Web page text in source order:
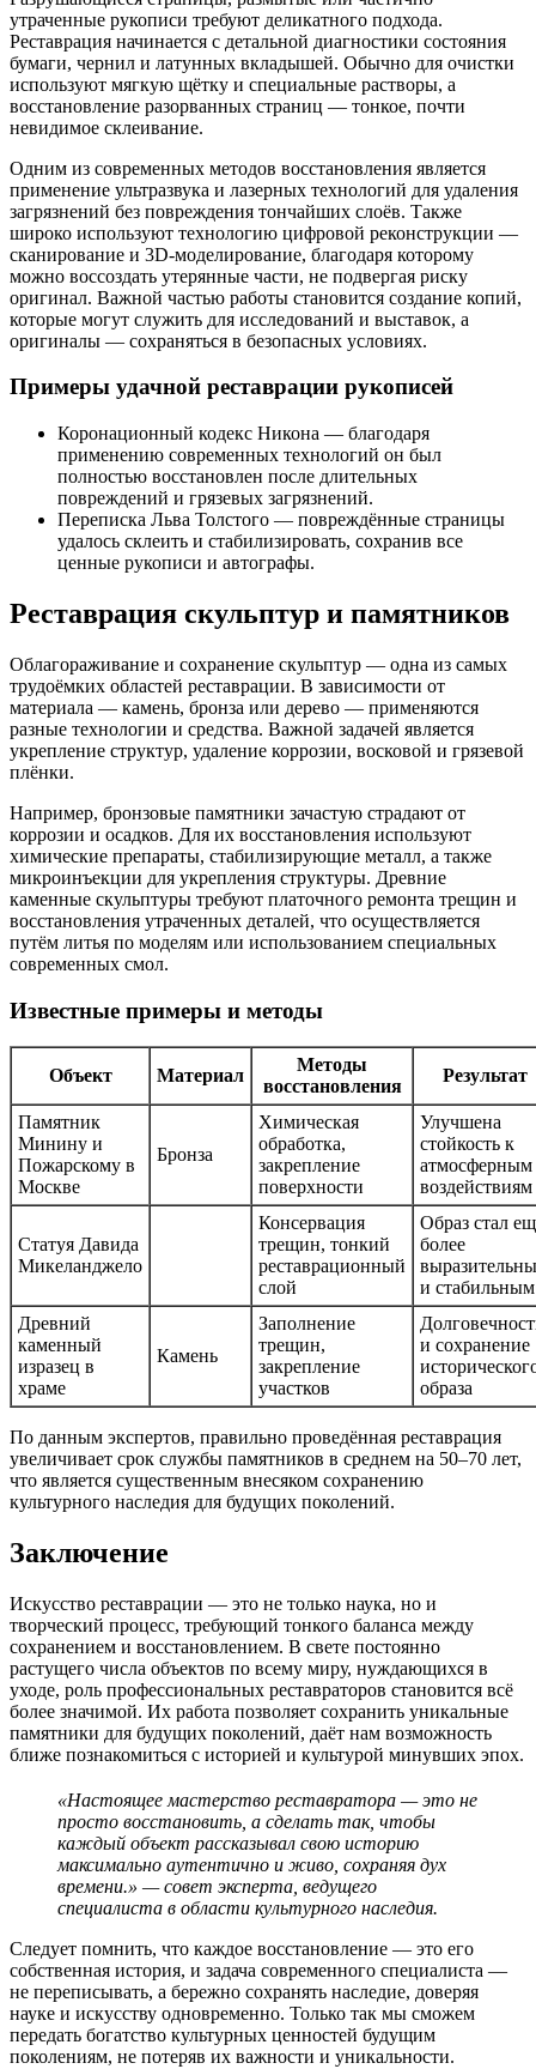
утраченные рукописи требуют деликатного подхода.
Реставрация начинается с детальной диагностики состояния
бумаги, чернил и латунных вкладышей. Обычно для очистки
используют мягкую щётку и специальные растворы, а
восстановление разорванных страниц — тонкое, почти
невидимое склеивание.
Одним из современных методов восстановления является
применение ультразвука и лазерных технологий для удаления
загрязнений без повреждения тончайших слоёв. Также
широко используют технологию цифровой реконструкции —
сканирование и 3D-моделирование, благодаря которому
можно воссоздать утерянные части, не подвергая риску
оригинал. Важной частью работы становится создание копий,
которые могут служить для исследований и выставок, а
оригиналы — сохраняться в безопасных условиях.
Примеры удачной реставрации рукописей
Коронационный кодекс Никона — благодаря
применению современных технологий он был
полностью восстановлен после длительных
повреждений и грязевых загрязнений.
Переписка Льва Толстого — повреждённые страницы
удалось склеить и стабилизировать, сохранив все
ценные рукописи и автографы.
Реставрация скульптур и памятников
Облагораживание и сохранение скульптур — одна из самых
трудоёмких областей реставрации. В зависимости от
материала — камень, бронза или дерево — применяются
разные технологии и средства. Важной задачей является
укрепление структур, удаление коррозии, восковой и грязевой
плёнки.
Например, бронзовые памятники зачастую страдают от
коррозии и осадков. Для их восстановления используют
химические препараты, стабилизирующие металл, а также
микроинъекции для укрепления структуры. Древние
каменные скульптуры требуют платочного ремонта трещин и
восстановления утраченных деталей, что осуществляется
путём литья по моделям или использованием специальных
современных смол.
Известные примеры и методы
Объект Материал
Методы
восстановления
Результат
Памятник
Минину и
Пожарскому в
Москве
Бронза
Химическая
обработка,
закрепление
поверхности
Улучшена
стойкость к
атмосферным
воздействиям
Статуя Давида
Микеланджело
Консервация
трещин, тонкий
реставрационный
слой
Образ стал
более
и стабильным
Древний
каменный
изразец в
храме
Камень
Заполнение
трещин,
закрепление
участков
и сохранение
образа
По данным экспертов, правильно проведённая реставрация
увеличивает срок службы памятников в среднем на 50–70 лет,
что является существенным внесяком сохранению
культурного наследия для будущих поколений.
Заключение
Искусство реставрации — это не только наука, но и
творческий процесс, требующий тонкого баланса между
сохранением и восстановлением. В свете постоянно
растущего числа объектов по всему миру, нуждающихся в
уходе, роль профессиональных реставраторов становится всё
более значимой. Их работа позволяет сохранить уникальные
памятники для будущих поколений, даёт нам возможность
ближе познакомиться с историей и культурой минувших эпох.
«Настоящее мастерство реставратора — это не
просто восстановить, а сделать так, чтобы
каждый объект рассказывал свою историю
максимально аутентично и живо, сохраняя дух
времени.» — совет эксперта, ведущего
специалиста в области культурного наследия.
Следует помнить, что каждое восстановление — это его
собственная история, и задача современного специалиста —
не переписывать, а бережно сохранять наследие, доверяя
науке и искусству одновременно. Только так мы сможем
передать богатство культурных ценностей будущим
поколениям, не потеряв их важности и уникальности.